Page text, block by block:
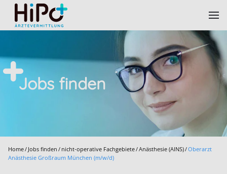
Skip to main content
Jobs finden
Home Jobs finden nicht-operative Fachgebiete Anästhesie (AINS) Oberarzt
Anästhesie Großraum München (m/w/d)